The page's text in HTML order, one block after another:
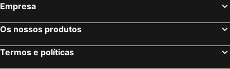
Empresa
Os nossos produtos
Termos e políticas